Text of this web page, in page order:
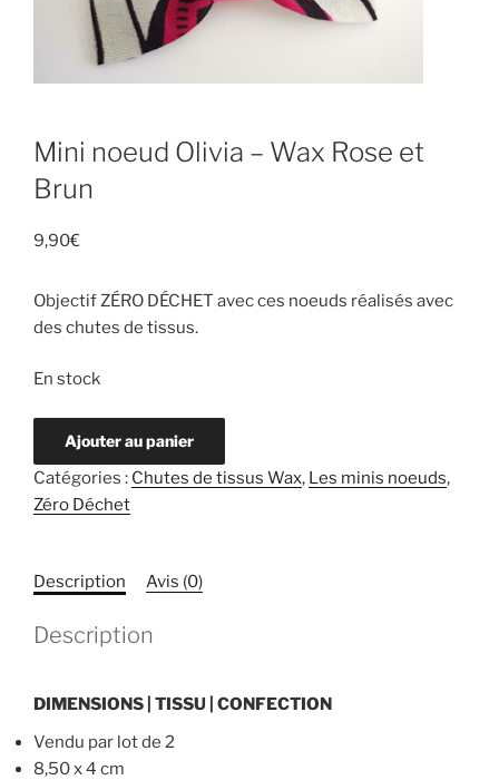
Mini noeud Olivia – Wax Rose et
Brun
9,90€
Objectif ZÉRO DÉCHET avec ces noeuds réalisés avec
des chutes de tissus.
En stock
Mini
noeud
Wax
et
Ajouter au panier
Catégories : Chutes de tissus Wax, Les minis noeuds,
Zéro Déchet
Description Avis (0)
Description
DIMENSIONS | TISSU | CONFECTION
Vendu par lot de 2
8,50 x 4 cm